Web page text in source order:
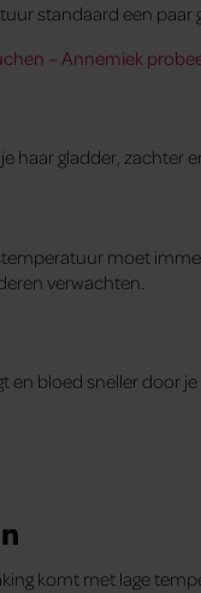
standaard een paar
– Annemiek
haar gladder, zachter
moet
verwachten.
bloed sneller door
komt met lage